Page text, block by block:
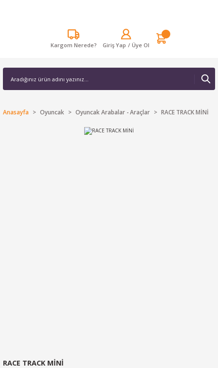
Kargom Nerede? Giriş Yap / Üye Ol
Anasayfa Oyuncak Oyuncak Arabalar - Araçlar RACE TRACK MİNİ
RACE TRACK MİNİ